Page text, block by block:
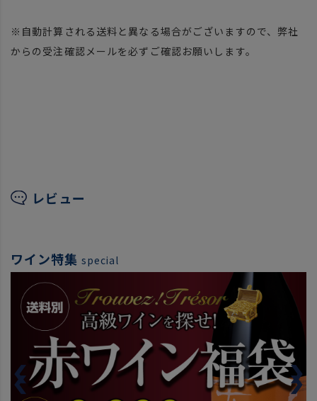
※自動計算される送料と異なる場合がございますので、弊社
からの受注確認メールを必ずご確認お願いします。
レビュー
ワイン特集 special